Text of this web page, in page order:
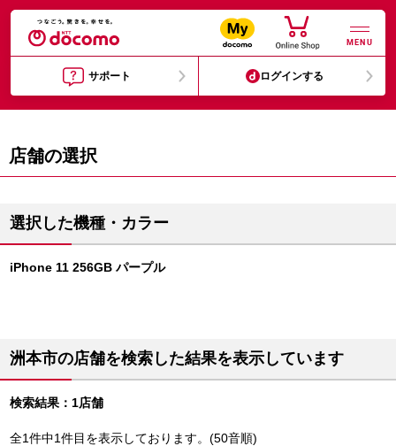
MENU
サポート ログインする
店舗の選択
選択した機種・カラー
iPhone 11 256GB パープル
洲本市の店舗を検索した結果を表示しています
検索結果：1店舗
全1件中1件目を表示しております。(50音順)